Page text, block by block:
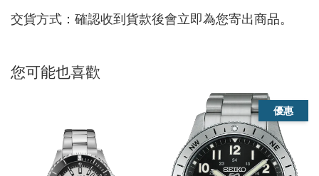
交貨方式：確認收到貨款後會立即為您寄出商品。
您可能也喜歡
優惠